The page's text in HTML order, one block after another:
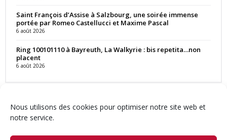
Nous utilisons des cookies pour optimiser notre site web et
notre service.
Saint François d’Assise à Salzbourg, une soirée immense
portée par Romeo Castellucci et Maxime Pascal
6 août 2026
Ring 100101110 à Bayreuth, La Walkyrie : bis repetita…non
placent
6 août 2026